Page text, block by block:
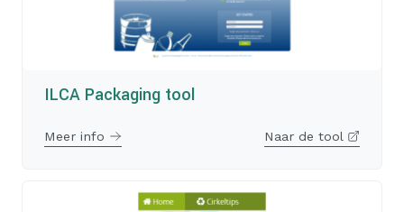
ILCA Packaging tool
Meer info Naar de tool